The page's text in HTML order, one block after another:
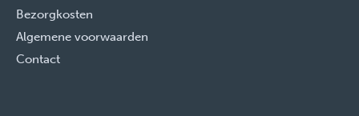
Bezorgkosten
Algemene voorwaarden
Contact